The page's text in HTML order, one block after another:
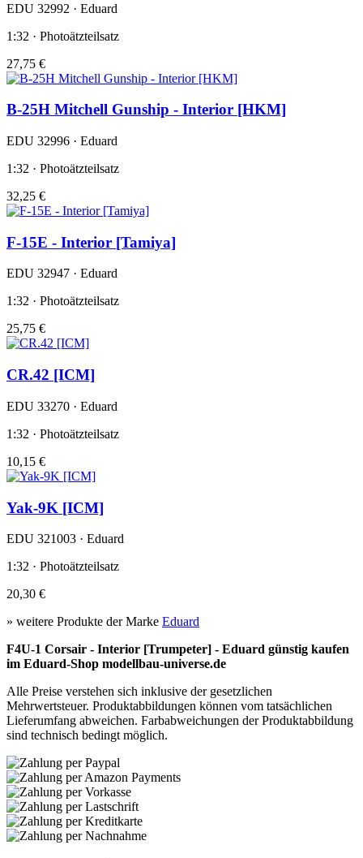
EDU 32992 · Eduard
1:32 · Photoätzteilsatz
27,75 €
B-25H Mitchell Gunship - Interior [HKM]
EDU 32996 · Eduard
1:32 · Photoätzteilsatz
32,25 €
F-15E - Interior [Tamiya]
EDU 32947 · Eduard
1:32 · Photoätzteilsatz
25,75 €
CR.42 [ICM]
EDU 33270 · Eduard
1:32 · Photoätzteilsatz
10,15 €
Yak-9K [ICM]
EDU 321003 · Eduard
1:32 · Photoätzteilsatz
20,30 €
» weitere Produkte der Marke Eduard
F4U-1 Corsair - Interior [Trumpeter] - Eduard günstig kaufen
im Eduard-Shop modellbau-universe.de
Alle Preise verstehen sich inklusive der gesetzlichen
Mehrwertsteuer. Produktabbildungen können vom tatsächlichen
Lieferumfang abweichen. Farbabweichungen der Produktabbildung
sind technisch bedingt möglich.